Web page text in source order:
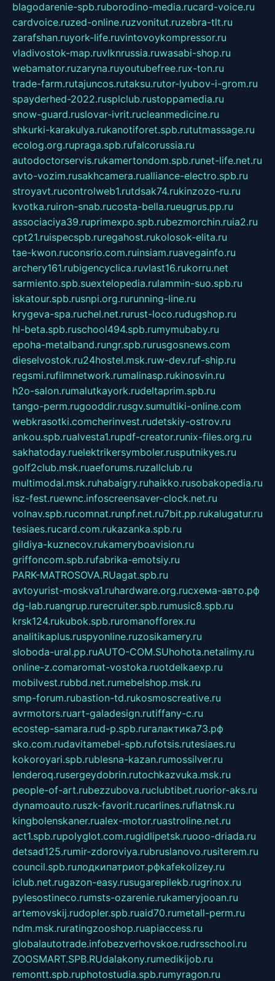
blagodarenie-spb.ruborodino-media.rucard-voice.ru
cardvoice.ruzed-online.ruzvonitut.ruzebra-tlt.ru
zarafshan.ruyork-life.ruvintovoykompressor.ru
vladivostok-map.ruvlknrussia.ruwasabi-shop.ru
webamator.ruzaryna.ruyoutubefree.rux-ton.ru
trade-farm.rutajuncos.rutaksu.rutor-lyubov-i-grom.ru
spayderhed-2022.rusplclub.rustoppamedia.ru
snow-guard.ruslovar-ivrit.rucleanmedicine.ru
shkurki-karakulya.rukanotiforet.spb.rututmassage.ru
ecolog.org.rupraga.spb.rufalcorussia.ru
autodoctorservis.rukamertondom.spb.runet-life.net.ru
avto-vozim.rusakhcamera.rualliance-electro.spb.ru
stroyavt.rucontrolweb1.rutdsak74.rukinzozo-ru.ru
kvotka.ruiron-snab.rucosta-bella.rueugrus.pp.ru
associaciya39.ruprimexpo.spb.rubezmorchin.ruia2.ru
cpt21.ruispecspb.ruregahost.rukolosok-elita.ru
tae-kwon.ruconsrio.com.ruinsiam.ruavegainfo.ru
archery161.rubigencyclica.ruvlast16.rukorru.net
sarmiento.spb.suextelopedia.rulammin-suo.spb.ru
iskatour.spb.rusnpi.org.rurunning-line.ru
krygeva-spa.ruchel.net.rurust-loco.rudugshop.ru
hl-beta.spb.ruschool494.spb.rumymubaby.ru
epoha-metalband.rungr.spb.rurusgosnews.com
dieselvostok.ru24hostel.msk.ruw-dev.ruf-ship.ru
regsmi.rufilmnetwork.rumalinasp.rukinosvin.ru
h2o-salon.rumalutkayork.rudeltaprim.spb.ru
tango-perm.rugooddir.rusgv.sumultiki-online.com
webkrasotki.comcherinvest.rudetskiy-ostrov.ru
ankou.spb.rualvesta1.rupdf-creator.runix-files.org.ru
sakhatoday.ruelektrikersymboler.rusputnikyes.ru
golf2club.msk.ruaeforums.ruzallclub.ru
multimodal.msk.ruhabaigry.ruhaikko.rusobakopedia.ru
isz-fest.ruewnc.infoscreensaver-clock.net.ru
volnav.spb.rucomnat.runpf.net.ru7bit.pp.rukalugatur.ru
tesiaes.rucard.com.rukazanka.spb.ru
gildiya-kuznecov.rukameryboavision.ru
griffoncom.spb.rufabrika-emotsiy.ru
PARK-MATROSOVA.RUagat.spb.ru
avtoyurist-moskva1.ruhardware.org.ruсхема-авто.рф
dg-lab.ruangrup.rurecruiter.spb.rumusic8.spb.ru
krsk124.rukubok.spb.ruromanofforex.ru
analitikaplus.ruspyonline.ruzosikamery.ru
sloboda-ural.pp.ruAUTO-COM.SUhohota.netalimy.ru
online-z.comaromat-vostoka.ruotdelkaexp.ru
mobilvest.rubbd.net.rumebelshop.msk.ru
smp-forum.rubastion-td.rukosmoscreative.ru
avrmotors.ruart-galadesign.rutiffany-c.ru
ecostep-samara.rud-p.spb.ruгалактика73.рф
sko.com.rudavitamebel-spb.rufotsis.rutesiaes.ru
kokoroyari.spb.rublesna-kazan.rumossilver.ru
lenderoq.rusergeydobrin.rutochkazvuka.msk.ru
people-of-art.rubezzubova.ruclubtibet.ruorior-aks.ru
dynamoauto.ruszk-favorit.rucarlines.ruflatnsk.ru
kingbolenskaner.rualex-motor.ruastroline.net.ru
act1.spb.rupolyglot.com.rugidlipetsk.ruooo-driada.ru
detsad125.rumir-zdoroviya.rubruslanovo.rusiterem.ru
council.spb.ruлодкипатриот.рфkafekolizey.ru
iclub.net.rugazon-easy.rusugarepilekb.rugrinox.ru
pylesostineco.rumsts-ozarenie.rukameryjooan.ru
artemovskij.rudopler.spb.ruaid70.rumetall-perm.ru
ndm.msk.ruratingzooshop.ruapiaccess.ru
globalautotrade.infobezverhovskoe.rudrsschool.ru
ZOOSMART.SPB.RUdalakony.rumedikijob.ru
remontt.spb.ruphotostudia.spb.rumyragon.ru